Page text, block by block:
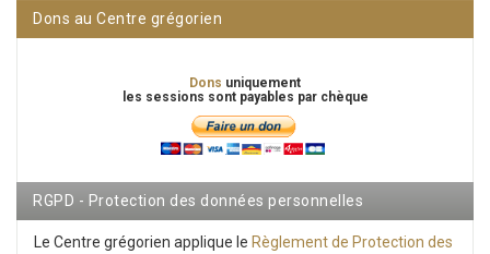
Dons au Centre grégorien
Dons uniquement
les sessions sont payables par chèque
RGPD - Protection des données personnelles
Le Centre grégorien applique le Règlement de Protection des